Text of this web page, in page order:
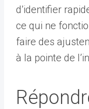
d’identifier
ce qui ne
faire des
à la pointe de